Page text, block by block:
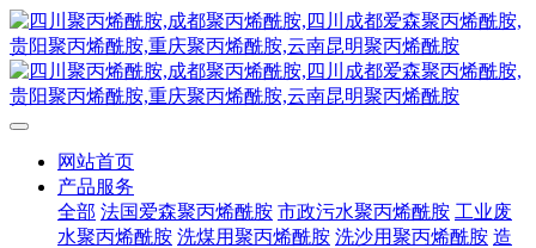
网站首页
产品服务
全部 法国爱森聚丙烯酰胺 市政污水聚丙烯酰胺 工业废
水聚丙烯酰胺 洗煤用聚丙烯酰胺 洗沙用聚丙烯酰胺 造